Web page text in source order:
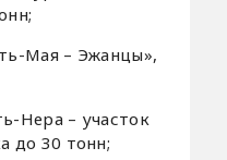
Мая – Эжанцы»,
Нера – участок
до 30 тонн;